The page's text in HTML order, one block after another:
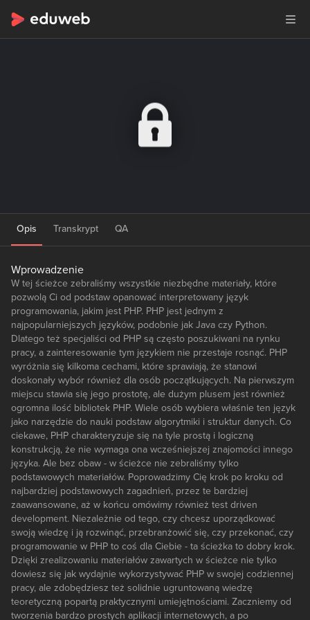
Opis Transkrypt QA
Wprowadzenie
W tej ścieżce zebraliśmy wszystkie niezbędne materiały, które
pozwolą Ci od podstaw opanować interpretowany język
programowania, jakim jest PHP. PHP jest jednym z
najpopularniejszych języków, podobnie jak Java czy Python.
Dlatego też specjaliści od PHP są często poszukiwani na rynku
pracy, a zainteresowanie tym językiem nie przestaje rosnąć. PHP
wyróżnia się kilkoma cechami, które sprawiają, że stanowi
doskonały wybór również dla osób początkujących. Na pierwszym
miejscu stawia się jego prostotę, ale dużym plusem jest również
ogromna ilość bibliotek PHP. Wiele osób wybiera właśnie ten język
jako narzędzie do nauki podstaw algorytmiki i struktur danych. Co
ciekawe, PHP charakteryzuje się na tyle prostą i logiczną
konstrukcją, że nie wymaga ona wcześniejszej znajomości innego
języka. Ale bez obaw - w ścieżce nie zebraliśmy tylko
podstawowych materiałów. Poprowadzimy Cię krok po kroku od
najbardziej podstawowych zagadnień, przez te bardziej
zaawansowane, aż w końcu omówimy również test driven
development. Niezależnie od tego, czy chcesz uporządkować
swoją wiedzę i ją rozwinąć, przebranżowić się, czy przekonać, czy
programowanie w PHP to coś dla Ciebie - ta ścieżka to dobry krok.
Dzięki zrealizowaniu materiałów zawartych w ścieżce nie tylko
dowiesz się jak wydajnie wykorzystywać PHP w swojej codziennej
pracy, ale zdobędziesz też solidnie ugruntowaną wiedzę
teoretyczną popartą praktycznymi umiejętnościami. Zaczniemy od
tworzenia bardzo prostych aplikacji internetowych, a po